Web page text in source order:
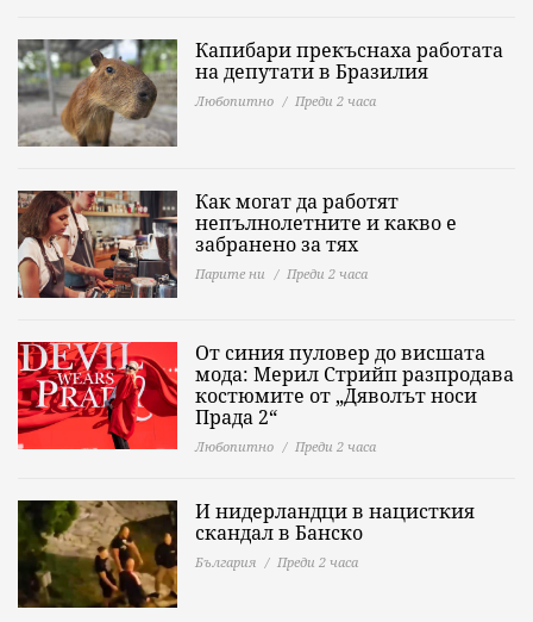
Капибари прекъснаха работата
на депутати в Бразилия
Любопитно Преди 2 часа
Как могат да работят
непълнолетните и какво е
забранено за тях
Парите ни Преди 2 часа
От синия пуловер до висшата
мода: Мерил Стрийп разпродава
костюмите от „Дяволът носи
Прада 2“
Любопитно Преди 2 часа
И нидерландци в нацисткия
скандал в Банско
България Преди 2 часа